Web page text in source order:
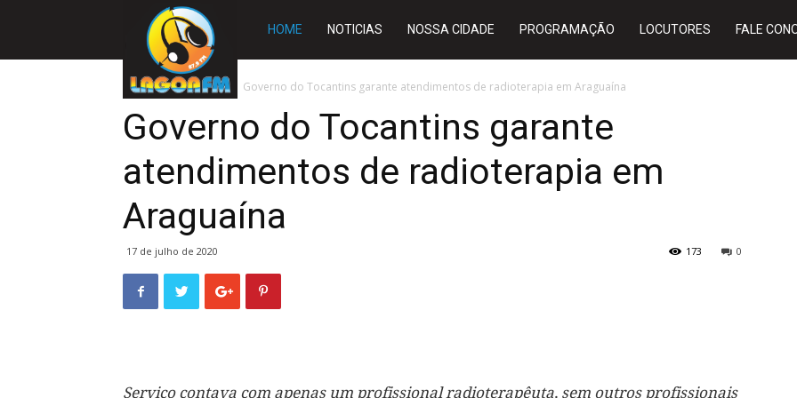
Rádio
Lagoa
HOME NOTICIAS NOSSA CIDADE PROGRAMAÇÃO LOCUTORES FALE
Início TOCANTINS Governo do Tocantins garante atendimentos de radioterapia em Araguaína
Governo do Tocantins garante
atendimentos de radioterapia em
Araguaína
17 de julho de 2020 0
173
Serviço contava com apenas um profissional radioterapêuta, sem outros profissionais